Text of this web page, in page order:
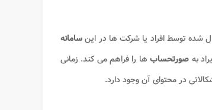
شده توسط افراد یا شرکت ها در اینسامانه
به صورتحساب ها را فراهم می کند. زمانی
در محتوای آن وجود دارد.